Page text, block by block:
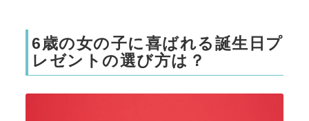
6歳の女の子に喜ばれる誕生日プ
レゼントの選び方は？